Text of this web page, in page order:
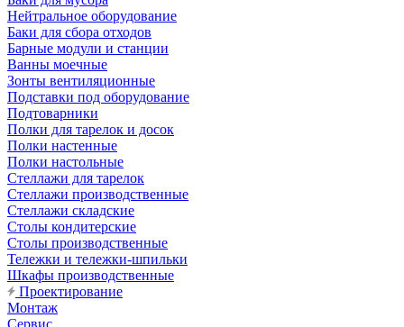
Нейтральное оборудование
Баки для сбора отходов
Барные модули и станции
Ванны моечные
Зонты вентиляционные
Подставки под оборудование
Подтоварники
Полки для тарелок и досок
Полки настенные
Полки настольные
Стеллажи для тарелок
Стеллажи производственные
Стеллажи складские
Столы кондитерские
Столы производственные
Тележки и тележки-шпильки
Шкафы производственные
Проектирование
Монтаж
Сервис